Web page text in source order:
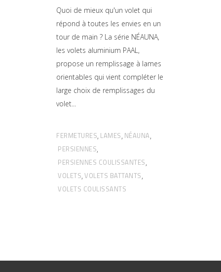
Quoi de mieux qu'un volet qui
répond à toutes les envies en un
tour de main ? La série NÉAUNA,
les volets aluminium PAAL,
propose un remplissage à lames
orientables qui vient compléter le
large choix de remplissages du
volet
FERMETURES, LAMES, NÉAUNA,
PERSIENNES,
PERSIENNES COULISSANTES,
VOLETS, VOLETS BATTANTS,
VOLETS COULISSANTS